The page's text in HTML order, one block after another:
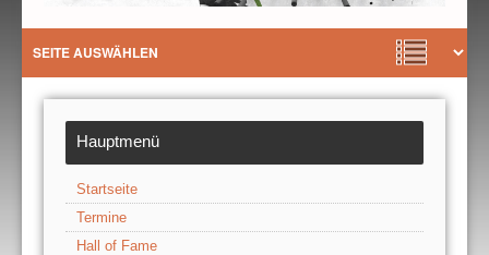
Hauptmenü
Startseite
Termine
Hall of Fame